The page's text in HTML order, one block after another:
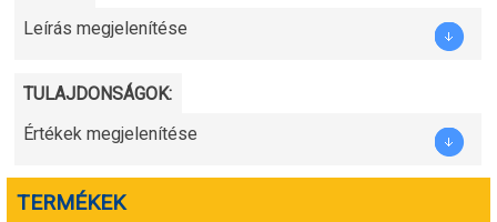
Leírás megjelenítése
TULAJDONSÁGOK:
Értékek megjelenítése
TERMÉKEK